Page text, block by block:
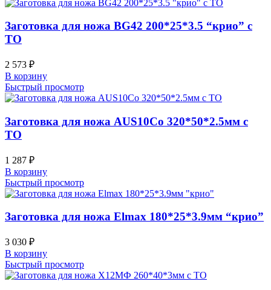
Заготовка для ножа BG42 200*25*3.5 “крио” с
ТО
2 573 ₽
В корзину
Быстрый просмотр
Заготовка для ножа AUS10Co 320*50*2.5мм с
ТО
1 287 ₽
В корзину
Быстрый просмотр
Заготовка для ножа Elmax 180*25*3.9мм “крио”
3 030 ₽
В корзину
Быстрый просмотр